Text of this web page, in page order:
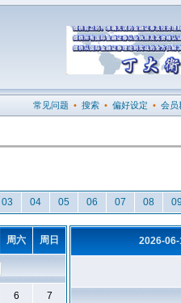
常见问题 • 搜索 • 偏好设定 • 会员
03 04 05 06 07 08
周六 周日
6 7
2026-